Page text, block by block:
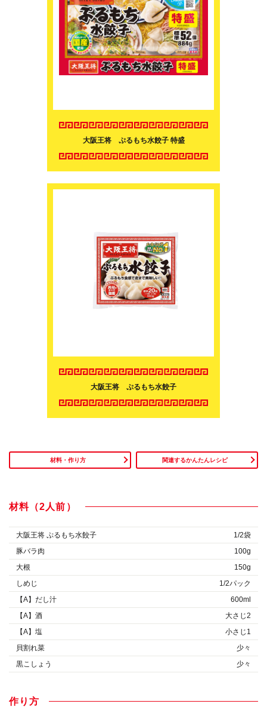
大阪王将 ぷるもち水餃子 特盛
大阪王将 ぷるもち水餃子
材料・作り方 関連するかんたんレシピ
材料（2人前）
大阪王将 ぷるもち水餃子
1/2袋
豚バラ肉
100g
大根
150g
しめじ
1/2パック
【A】だし汁
600ml
【A】酒
大さじ2
【A】塩
小さじ1
貝割れ菜
少々
黒こしょう
少々
作り方